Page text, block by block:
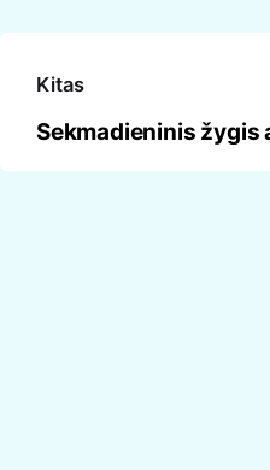
Kitas
Sekmadieninis žygis